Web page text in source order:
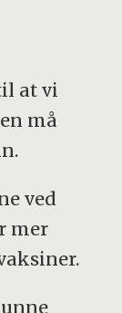
at vi
må
ved
mer